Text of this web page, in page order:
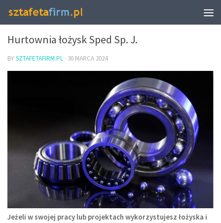
BIZNES I FINANSE
Hurtownia łożysk Sped Sp. J.
BYSZTAFETAFIRM.PL · 30 MARCA 2024
Jeżeli w swojej pracy lub projektach wykorzystujesz łożyska i